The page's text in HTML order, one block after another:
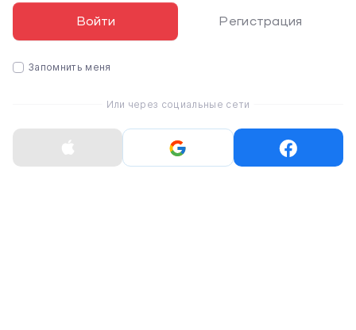
Войти Регистрация
Запомнить меня
Или через социальные сети